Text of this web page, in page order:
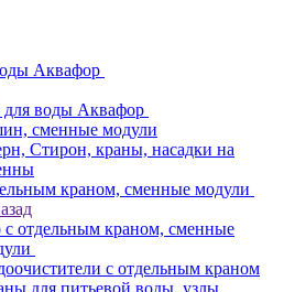
Аквафор
воды Аквафор
сменные модули
Стирон, краны, насадки на
краном, сменные модули
с отдельным краном, сменные
с отдельным краном
для питьевой воды, узлы